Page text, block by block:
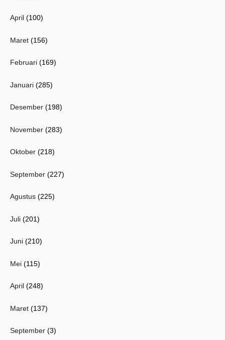
April (100)
Maret (156)
Februari (169)
Januari (285)
Desember (198)
November (283)
Oktober (218)
September (227)
Agustus (225)
Juli (201)
Juni (210)
Mei (115)
April (248)
Maret (137)
September (3)